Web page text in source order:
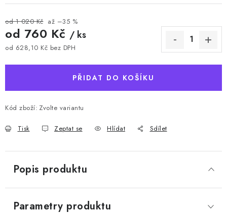
od 1 020 Kč až –35 %
od 760 Kč / ks
od 628,10 Kč bez DPH
PŘIDAT DO KOŠÍKU
Kód zboží: Zvolte variantu
Tisk Zeptat se Hlídat Sdílet
Popis produktu
Parametry produktu